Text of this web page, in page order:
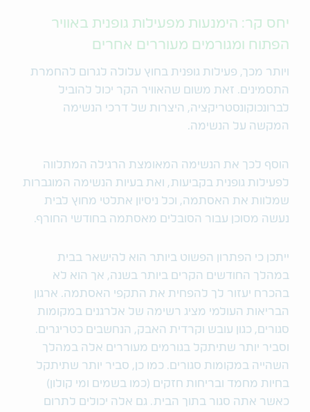
יחס קר: הימנעות מפעילות גופנית באוויר
הפתוח ומגורמים מעוררים אחרים
ויותר מכך, פעילות גופנית בחוץ עלולה לגרום להחמרת
התסמינים. זאת משום שהאוויר הקר יכול להוביל
לברונכוקונסטריקציה, היצרות של דרכי הנשימה
המקשה על הנשימה.
הוסף לכך את הנשימה המאומצת הרגילה המתלווה
לפעילות גופנית בקביעות, ואת בעיות הנשימה המוגברות
שמלוות את האסתמה, וכל ניסיון אתלטי מחוץ לבית
נעשה מסוכן עבור הסובלים מאסתמה בחודשי החורף.
ייתכן כי הפתרון הפשוט ביותר הוא להישאר בבית
במהלך החודשים הקרים ביותר בשנה, אך הוא לא
בהכרח יעזור לך להפחית את התקפי האסתמה. ארגון
הבריאות העולמי מציג רשימה של אלרגנים במקומות
סגורים, כגון עובש וקרדית האבק, הנחשבים כטריגרים.
וסביר יותר שתיתקל בגורמים מעוררים אלה במהלך
השהייה במקומות סגורים. כמו כן, סביר יותר שתיתקל
בחיות מחמד ובריחות חזקים (כמו בשמים ומי קולון)
כאשר אתה סגור בתוך הבית. גם אלה יכולים לתרום